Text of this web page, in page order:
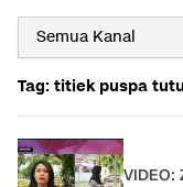
Tag: titiek puspa
VIDEO: